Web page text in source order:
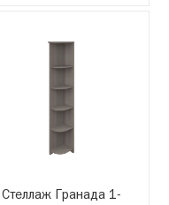
Стеллаж Гранада 1-